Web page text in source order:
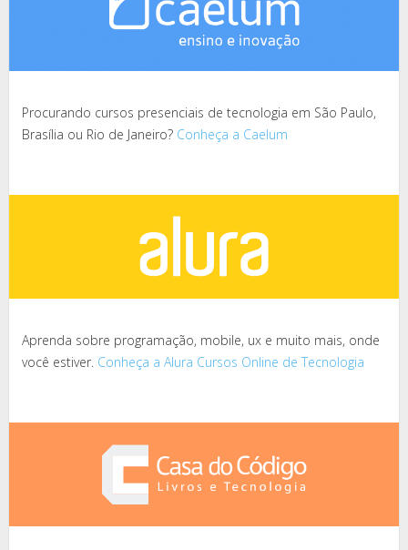
Procurando cursos presenciais de tecnologia em São Paulo,
Brasília ou Rio de Janeiro? Conheça a Caelum
Aprenda sobre programação, mobile, ux e muito mais, onde
você estiver. Conheça a Alura Cursos Online de Tecnologia